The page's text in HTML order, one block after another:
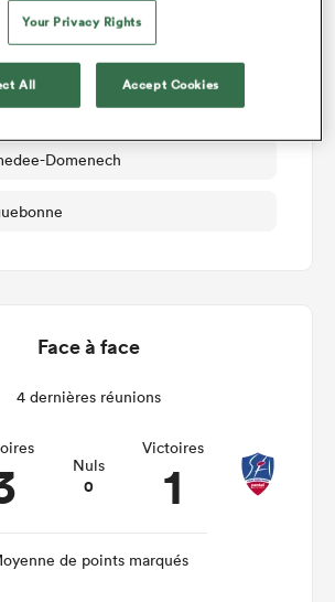
2026, 10:30am PDT
Domenech
Face à face
4 dernières réunions
Nuls
0
Victoires
1
de points marqués
Your Privacy Rights
All Accept Cookies